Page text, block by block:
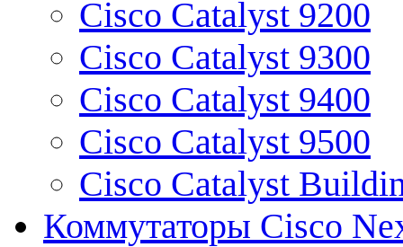
Cisco Catalyst 9200
Cisco Catalyst 9300
Cisco Catalyst 9400
Cisco Catalyst 9500
Cisco Catalyst
Коммутаторы Cisco